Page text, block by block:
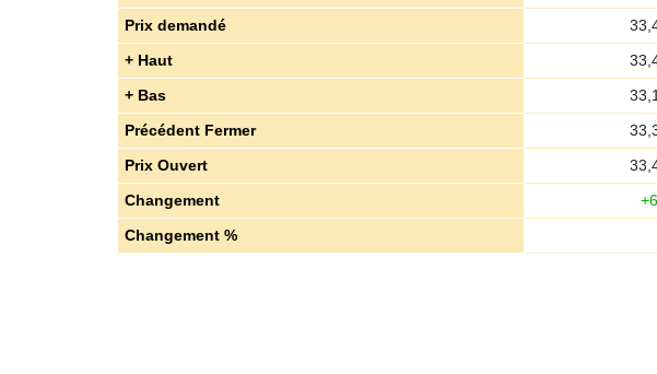
Prix demandé
+ Haut
+ Bas
Précédent Fermer
Prix ​​Ouvert
Changement
+
Changement %